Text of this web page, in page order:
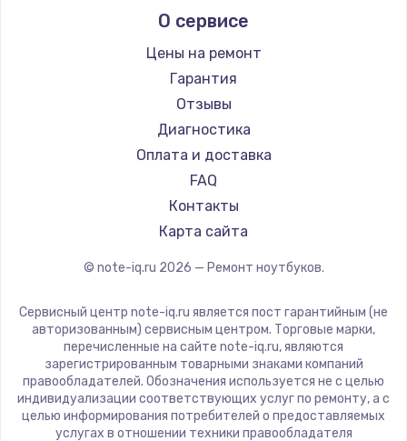
Ремонт ноутбуков Predator
Ремонт ноутбуков iru
Ремонт ноутбуков Machenike
Ремонт ноутбуков DEXP
Ремонт ноутбуков Teclast
Ремонт ноутбуков CHUWI
Ремонт ноутбуков Colorful
Aquarius
Gigabyte
Aorus
Maibenben
Getac
Epson
Philips
LG
Panasonic
ZTE
Hiper
Evga
Google
Echips
О сервисе
Цены на ремонт
Гарантия
Отзывы
Диагностика
Оплата и доставка
FAQ
Контакты
Карта сайта
© note-iq.ru 2026 — Ремонт ноутбуков.
Сервисный центр note-iq.ru является пост гарантийным (не
авторизованным) сервисным центром. Торговые марки,
перечисленные на сайте note-iq.ru, являются
зарегистрированным товарными знаками компаний
правообладателей. Обозначения используется не с целью
индивидуализации соответствующих услуг по ремонту, а с
целью информирования потребителей о предоставляемых
услугах в отношении техники правообладателя